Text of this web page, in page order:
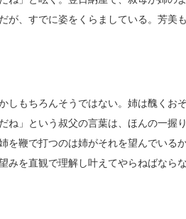
が、すでに姿をくらましている。芳美
もちろんそうではない。姉は醜くお
ね」という叔父の言葉は、ほんの一握
鞭で打つのは姉がそれを望んでいる
を直観で理解し叶えてやらねばなら